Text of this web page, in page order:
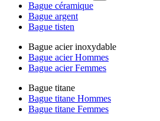
Bague céramique
Bague argent
Bague tisten
Bague acier inoxydable
Bague acier Hommes
Bague acier Femmes
Bague titane
Bague titane Hommes
Bague titane Femmes